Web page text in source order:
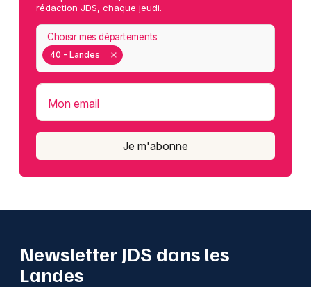
rédaction JDS, chaque jeudi.
40 - Landes
Choisir mes départements
Mon email
Je m'abonne
Newsletter JDS dans les
Landes